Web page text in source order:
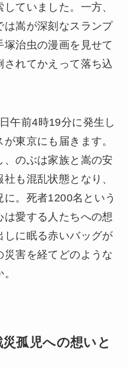
ていました。一方、
は嵩が深刻なスランプ
治虫の漫画を見せて
されてかえって落ち込
午前4時19分に発生し
東京にも届きます。
のぶは家族と嵩の安
も混乱状態となり、
。死者1200名という
愛する人たちへの想
しに眠る赤いバッグが
害を経てどのような
孤児への想いと